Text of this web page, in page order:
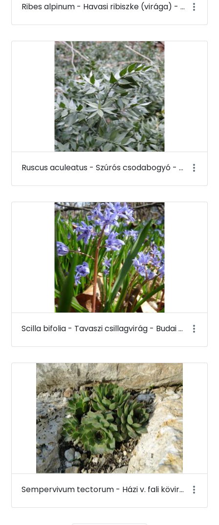
Ribes alpinum - Havasi ribiszke (virága) - Budai Arborétum
Ruscus aculeatus - Szúrós csodabogyó - Budai Arborétum
Scilla bifolia - Tavaszi csillagvirág - Budai Arborétum
Sempervivum tectorum - Házi v. fali kövirózsa - Budai Arborétum